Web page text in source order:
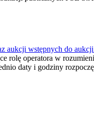
aukcji wstępnych do
rolę operatora w
daty i godziny